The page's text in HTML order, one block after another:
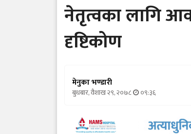
नेतृत्वका लागि
दृष्टिकोण
मेनुका भण्डारी
बुधबार, वैशाख २९, २०७८ ०९:३६